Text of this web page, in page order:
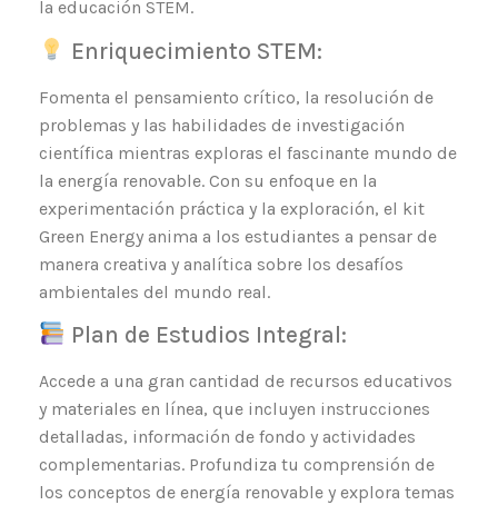
la educación STEM.
Enriquecimiento STEM:
Fomenta el pensamiento crítico, la resolución de
problemas y las habilidades de investigación
científica mientras exploras el fascinante mundo de
la energía renovable. Con su enfoque en la
experimentación práctica y la exploración, el kit
Green Energy anima a los estudiantes a pensar de
manera creativa y analítica sobre los desafíos
ambientales del mundo real.
Plan de Estudios Integral:
Accede a una gran cantidad de recursos educativos
y materiales en línea, que incluyen instrucciones
detalladas, información de fondo y actividades
complementarias. Profundiza tu comprensión de
los conceptos de energía renovable y explora temas